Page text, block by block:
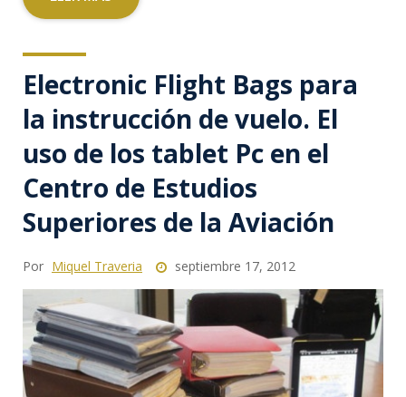
Electronic Flight Bags para
la instrucción de vuelo. El
uso de los tablet Pc en el
Centro de Estudios
Superiores de la Aviación
Por Miquel Traveria septiembre 17, 2012